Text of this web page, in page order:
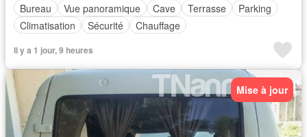
Bureau Vue panoramique Cave Terrasse
Parking
Climatisation
Sécurité Chauffage
Il y a 1 jour, 9 heures
Mise à jour